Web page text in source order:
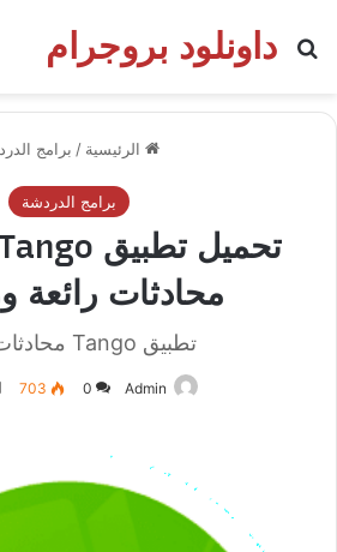
داونلود بروجرام
بحث عن
الرئيسية / برامج
برامج الدردشة
محادثات رائعة
تطبيق Tango محادثات رائعة
Admin
0
703